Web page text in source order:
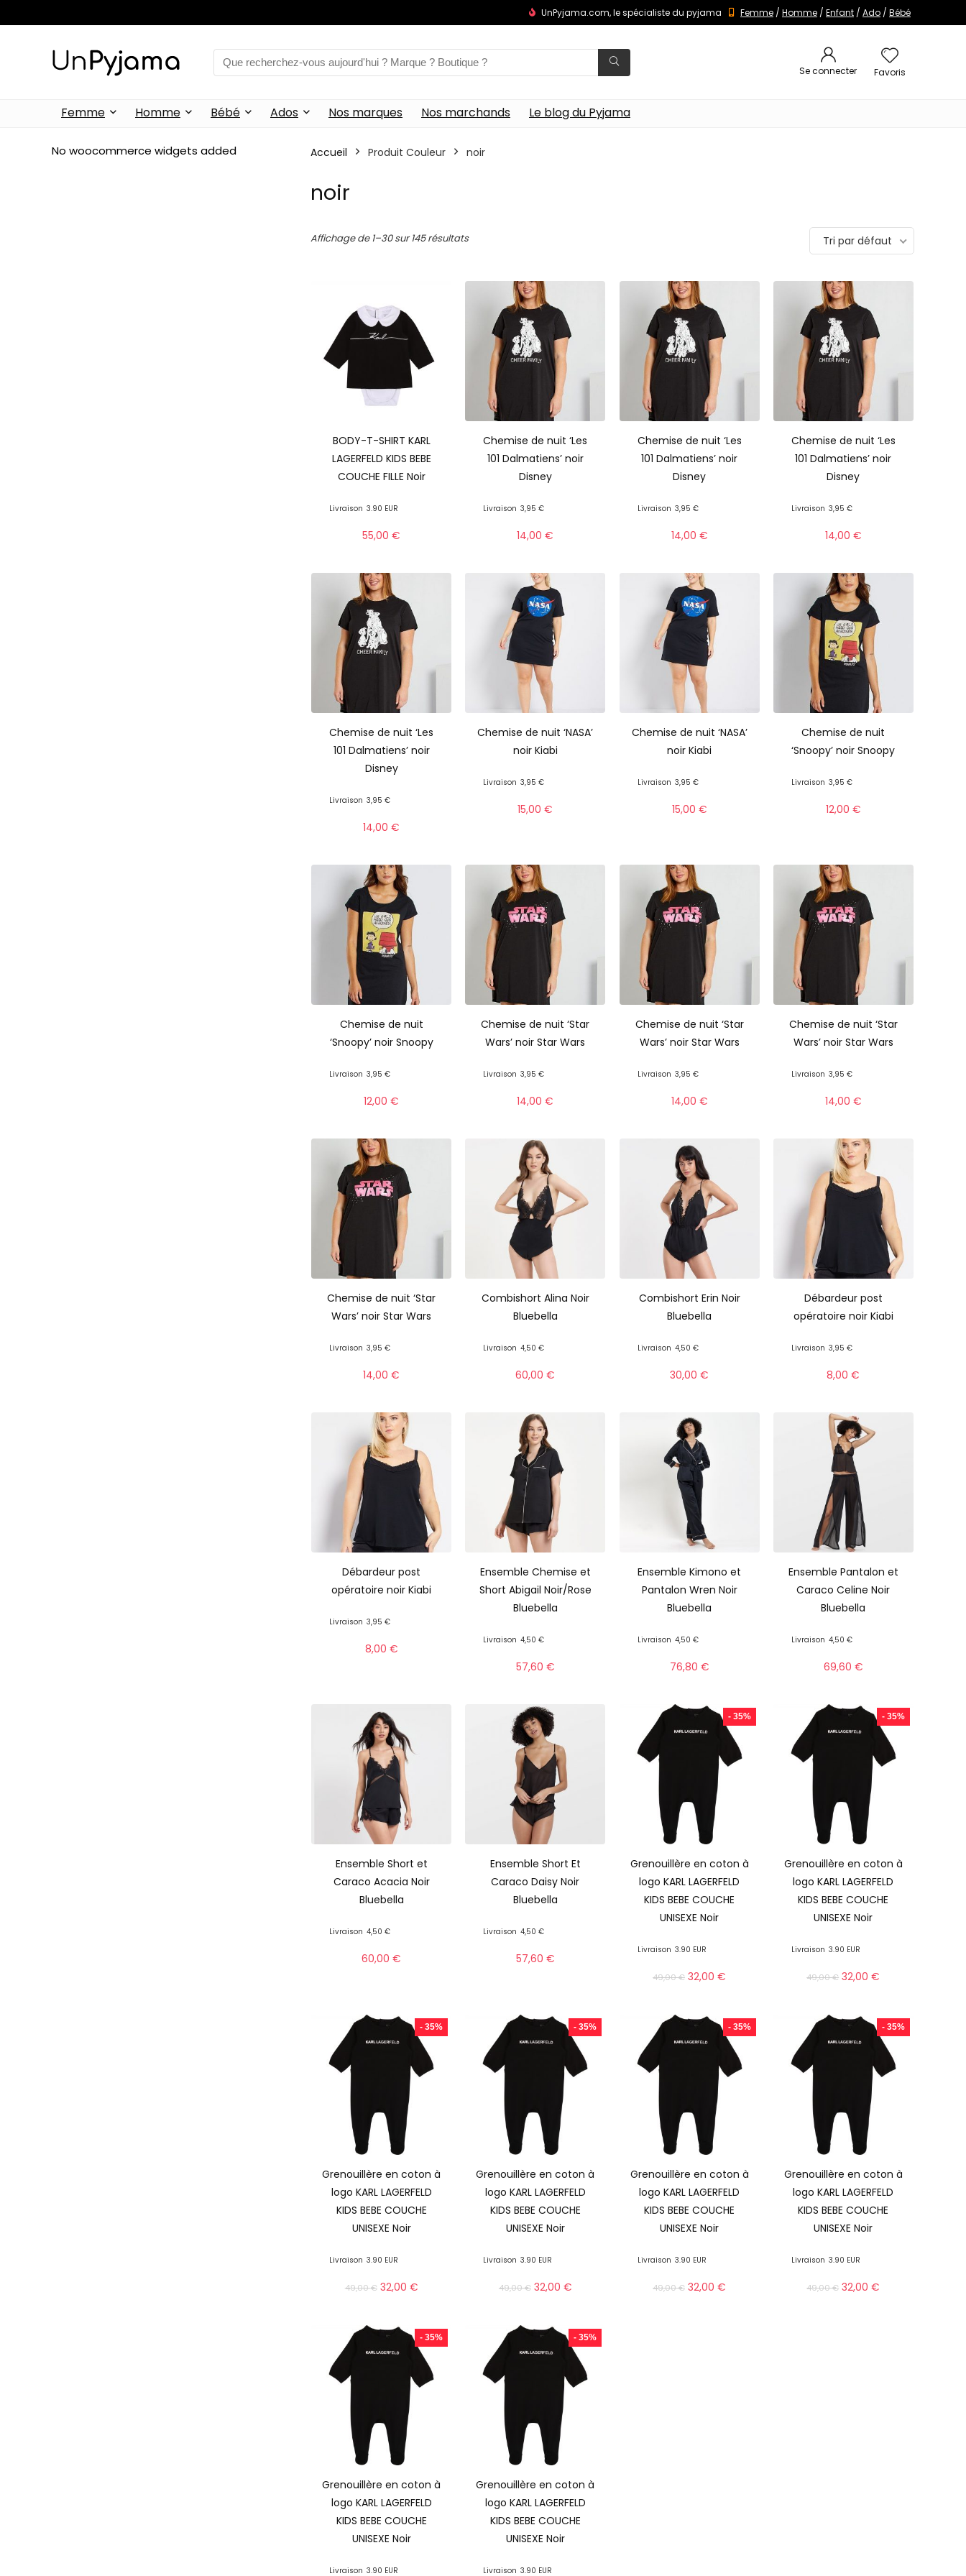
UnPyjama.com, le spécialiste du pyjama Femme / Homme / Enfant / Ado / Bébé
Se connecter Favoris
Femme Homme Bébé Ados Nos marques Nos marchands Le blog du Pyjama
No woocommerce widgets added Accueil Produit Couleur noir
noir
Affichage de 1–30 sur 145 résultats Tri par défaut
BODY-T-SHIRT KARL
LAGERFELD KIDS BEBE
COUCHE FILLE Noir
Livraison 3.90 EUR
55,00€
Chemise de nuit ‘Les
101 Dalmatiens’ noir
Disney
Livraison 3,95 €
14,00€
Chemise de nuit ‘Les
101 Dalmatiens’ noir
Disney
Livraison 3,95 €
14,00 €
Chemise de nuit ‘Les
101 Dalmatiens’ noir
Disney
Livraison 3,95 €
14,00 €
Chemise de nuit ‘Les
101 Dalmatiens’ noir
Disney
Livraison 3,95 €
14,00€
Chemise de nuit ‘NASA’
noir Kiabi
Livraison 3,95 €
15,00€
Chemise de nuit ‘NASA’
noir Kiabi
Livraison 3,95 €
15,00 €
Chemise de nuit
‘Snoopy’ noir Snoopy
Livraison 3,95 €
12,00 €
Chemise de nuit
‘Snoopy’ noir Snoopy
Livraison 3,95 €
12,00€
Chemise de nuit ‘Star
Wars’ noir Star Wars
Livraison 3,95 €
14,00€
Chemise de nuit ‘Star
Wars’ noir Star Wars
Livraison 3,95 €
14,00 €
Chemise de nuit ‘Star
Wars’ noir Star Wars
Livraison 3,95 €
14,00 €
Chemise de nuit ‘Star
Wars’ noir Star Wars
Livraison 3,95 €
14,00€
Combishort Alina Noir
Bluebella
Livraison 4,50 €
60,00€
Combishort Erin Noir
Bluebella
Livraison 4,50 €
30,00€
Débardeur post
opératoire noir Kiabi
Livraison 3,95 €
8,00€
Débardeur post
opératoire noir Kiabi
Livraison 3,95 €
8,00 €
Ensemble Chemise et
Short Abigail Noir/Rose
Bluebella
Livraison 4,50 €
57,60 €
Ensemble Kimono et
Pantalon Wren Noir
Bluebella
Livraison 4,50 €
76,80 €
Ensemble Pantalon et
Caraco Celine Noir
Bluebella
Livraison 4,50 €
69,60 €
Ensemble Short et
Caraco Acacia Noir
Bluebella
Livraison 4,50 €
60,00€
Ensemble Short Et
Caraco Daisy Noir
Bluebella
Livraison 4,50 €
57,60 €
- 35%
Grenouillère en coton à
logo KARL LAGERFELD
KIDS BEBE COUCHE
UNISEXE Noir
Livraison 3.90 EUR
49,00€ 32,00€
- 35%
Grenouillère en coton à
logo KARL LAGERFELD
KIDS BEBE COUCHE
UNISEXE Noir
Livraison 3.90 EUR
49,00€ 32,00€
- 35%
Grenouillère en coton à
logo KARL LAGERFELD
KIDS BEBE COUCHE
UNISEXE Noir
Livraison 3.90 EUR
49,00€ 32,00 €
- 35%
Grenouillère en coton à
logo KARL LAGERFELD
KIDS BEBE COUCHE
UNISEXE Noir
Livraison 3.90 EUR
49,00€ 32,00 €
- 35%
Grenouillère en coton à
logo KARL LAGERFELD
KIDS BEBE COUCHE
UNISEXE Noir
Livraison 3.90 EUR
49,00€ 32,00€
- 35%
Grenouillère en coton à
logo KARL LAGERFELD
KIDS BEBE COUCHE
UNISEXE Noir
Livraison 3.90 EUR
49,00€ 32,00€
- 35%
Grenouillère en coton à
logo KARL LAGERFELD
KIDS BEBE COUCHE
UNISEXE Noir
Livraison 3.90 EUR
- 35%
Grenouillère en coton à
logo KARL LAGERFELD
KIDS BEBE COUCHE
UNISEXE Noir
Livraison 3.90 EUR